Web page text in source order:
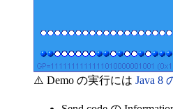
⚠️ Demo の実行には Java 8